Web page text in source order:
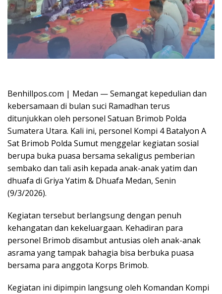
Benhillpos.com | Medan — Semangat kepedulian dan
kebersamaan di bulan suci Ramadhan terus
ditunjukkan oleh personel Satuan Brimob Polda
Sumatera Utara. Kali ini, personel Kompi 4 Batalyon A
Sat Brimob Polda Sumut menggelar kegiatan sosial
berupa buka puasa bersama sekaligus pemberian
sembako dan tali asih kepada anak-anak yatim dan
dhuafa di Griya Yatim & Dhuafa Medan, Senin
(9/3/2026).
Kegiatan tersebut berlangsung dengan penuh
kehangatan dan kekeluargaan. Kehadiran para
personel Brimob disambut antusias oleh anak-anak
asrama yang tampak bahagia bisa berbuka puasa
bersama para anggota Korps Brimob.
Kegiatan ini dipimpin langsung oleh Komandan Kompi